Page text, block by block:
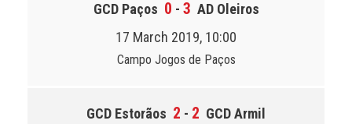
GCD Paços 0 - 3 AD Oleiros
17 March 2019, 10:00
Campo Jogos de Paços
GCD Estorãos 2 - 2 GCD Armil